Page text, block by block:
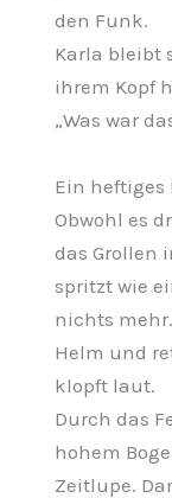
den Funk.
Karla bleibt
ihrem Kopf
„Was war
Ein heftiges
Obwohl es
das Grollen
spritzt wie
nichts
Helm und
klopft laut.
Durch das
hohem
Zeitlupe.